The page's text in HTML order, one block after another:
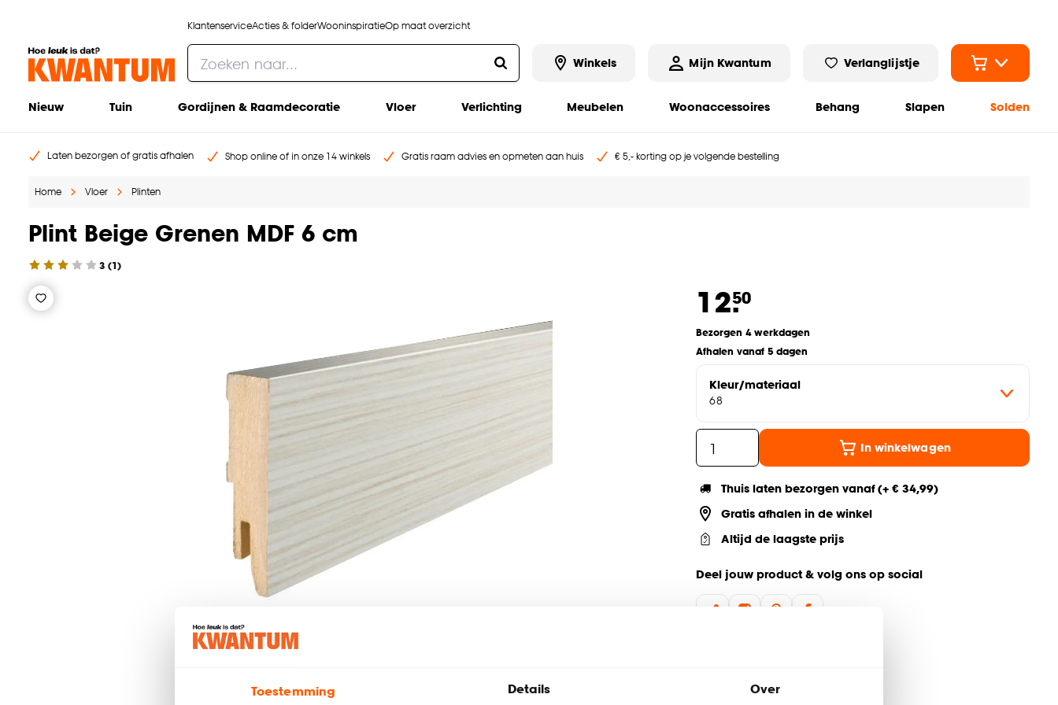
Toestemming Details Over
KlantenserviceActies & folderWooninspiratieOp maat overzicht
Winkels Mijn Kwantum Verlanglijstje
Nieuw Tuin Gordijnen & Raamdecoratie Vloer Verlichting Meubelen Woonaccessoires Behang Slapen Solden
Laten bezorgen of gratis afhalen Shop online of in onze 14 winkels Gratis raam advies en opmeten aan huis € 5,- korting op je volgende bestelling
Home Vloer Plinten
Plint Beige Grenen MDF 6 cm
3 (1)
12.50
Bezorgen 4 werkdagen
Afhalen vanaf 5 dagen
Kleur/materiaal
68
In winkelwagen
Thuis laten bezorgen vanaf (+ € 34,99)
Gratis afhalen in de winkel
Altijd de laagste prijs
Deel jouw product & volg ons op social